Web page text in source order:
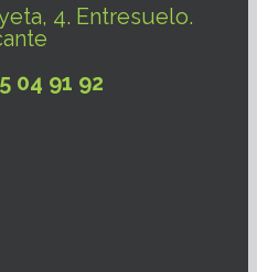
4. Entresuelo.
04 91 92